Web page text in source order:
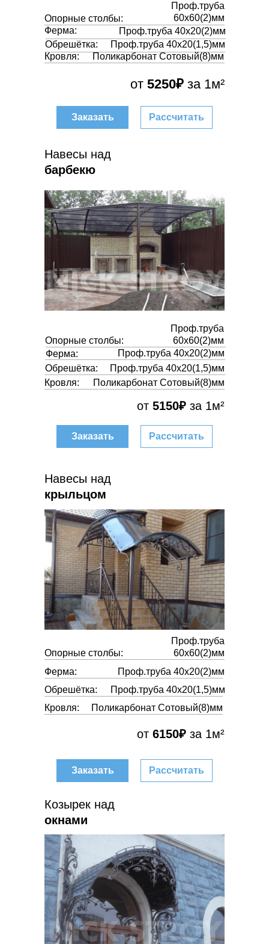
Заказать
от 5250₽ за 1м²
Рассчитать
Опорные столбы:
Проф.труба
60х60(2)мм
Ферма:
Проф.труба 40х20(2)мм
Навесы над
барбекю
Заказать
от 5150₽ за 1м²
Рассчитать
Заказать
от 6150₽ за 1м²
Рассчитать
Обрешётка: Проф.труба 40х20(1,5)мм
Обрешётка: Проф.труба 40х20(1,5)мм
Обрешётка: Проф.труба 40х20(1,5)мм
Навесы над
крыльцом
Опорные столбы:
Проф.труба
60х60(2)мм
Ферма:
Проф.труба 40х20(2)мм
Опорные столбы:
Проф.труба
60х60(2)мм
Ферма:
Проф.труба 40х20(2)мм
Кровля: Поликарбонат Сотовый(8)мм
Кровля: Поликарбонат Сотовый(8)мм
Кровля: Поликарбонат Сотовый(8)мм
Козырек над
окнами